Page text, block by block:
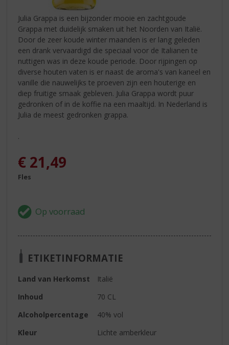
Julia Grappa is een bijzonder mooie en zachtgoude
Grappa met duidelijk smaken uit het Noorden van Italië.
Door de zeer koude winter maanden is er lang geleden
een drank vervaardigd die speciaal voor de Italianen te
nuttigen was in deze koude periode. Door rijpingen op
diverse houten vaten is er naast de aroma's van kaneel en
vanille die nauwelijks te proeven zijn een houterige en
diep fruitige smaak gebleven. Julia Grappa wordt puur
gedronken of in de koffie na een maaltijd. In Nederland is
Julia de meest gedronken grappa.
.
€ 21,49
Fles
ETIKETINFORMATIE
Land van Herkomst
Italië
Inhoud
70 CL
Alcoholpercentage
40% vol
Kleur
Lichte amberkleur